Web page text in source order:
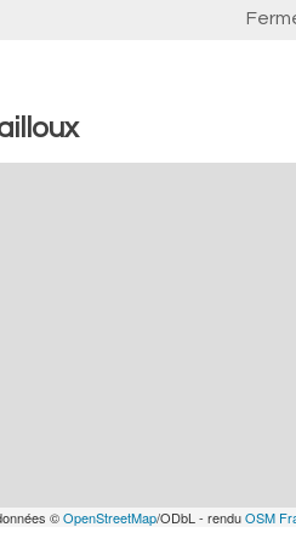
©OpenStreetMap/ODbL - renduOSM